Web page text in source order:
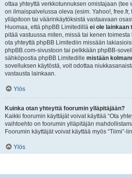
ottaa yhteyttä verkkotunnuksen omistajaan (tee
on ilmaispalvelussa oleva (esim. Yahoo!, free.fr,
ylläpitoon tai väärinkäytöksistä vastaavaan
Huomaa, että phpBB Limitedillä ei ole lainkaan
pitää vastuussa miten, missä tai kenen
ota yhteyttä phpBB Limitediin missään
phpBB.com-sivustoon tai pelkkään phpBB-
sähköpostia phpBB Limitedille mistään
sovelluksen käytöstä, voit odottaa
vastausta lainkaan.
Ylös
Kuinka otan yhteyttä foorumin ylläpitäjään?
Kaikki foorumin käyttäjät voivat käyttää “Ota
vaihtoehto on foorumin ylläpitäjän
Foorumin käyttäjät voivat käyttää myös “Tiimi”-
Ylös